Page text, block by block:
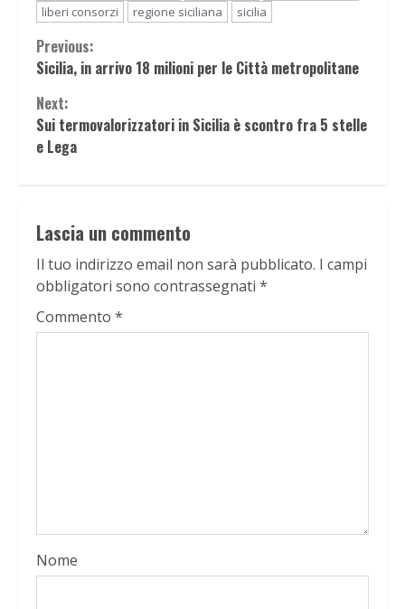
liberi consorzi
regione siciliana sicilia
Continue
Reading
Previous:
Sicilia, in arrivo 18 milioni per le Città metropolitane
Next:
Sui termovalorizzatori in Sicilia è scontro fra 5 stelle
e Lega
Lascia un commento
Il tuo indirizzo email non sarà pubblicato. I campi
obbligatori sono contrassegnati *
Commento *
Nome